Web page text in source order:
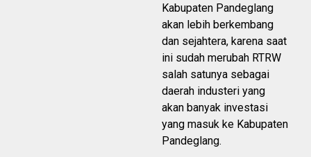
Kabupaten Pandeglang
akan lebih berkembang
dan sejahtera, karena saat
ini sudah merubah RTRW
salah satunya sebagai
daerah industeri yang
akan banyak investasi
yang masuk ke Kabupaten
Pandeglang.